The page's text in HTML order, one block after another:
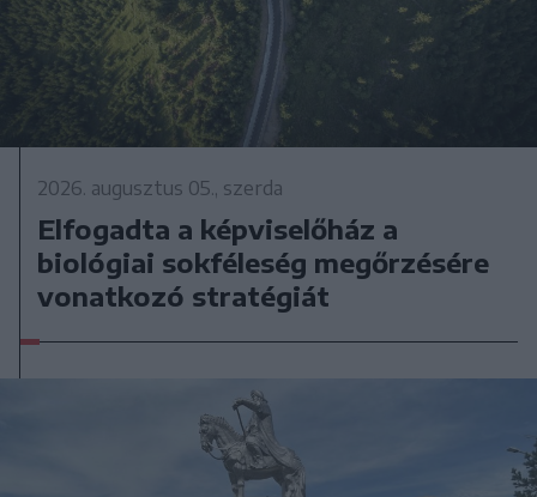
2026. augusztus 05., szerda
Elfogadta a képviselőház a
biológiai sokféleség megőrzésére
vonatkozó stratégiát